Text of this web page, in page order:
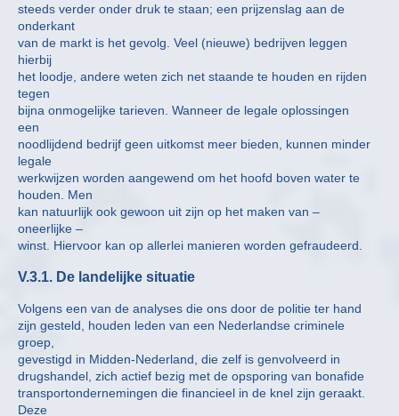
steeds verder onder druk te staan; een prijzenslag aan de
onderkant
van de markt is het gevolg. Veel (nieuwe) bedrijven leggen
hierbij
het loodje, andere weten zich net staande te houden en rijden
tegen
bijna onmogelijke tarieven. Wanneer de legale oplossingen
een
noodlijdend bedrijf geen uitkomst meer bieden, kunnen minder
legale
werkwijzen worden aangewend om het hoofd boven water te
houden. Men
kan natuurlijk ook gewoon uit zijn op het maken van –
oneerlijke –
winst. Hiervoor kan op allerlei manieren worden gefraudeerd.
V.3.1. De landelijke situatie
Volgens een van de analyses die ons door de politie ter hand
zijn gesteld, houden leden van een Nederlandse criminele
groep,
gevestigd in Midden-Nederland, die zelf is genvolveerd in
drugshandel, zich actief bezig met de opsporing van bonafide
transportondernemingen die financieel in de knel zijn geraakt.
Deze